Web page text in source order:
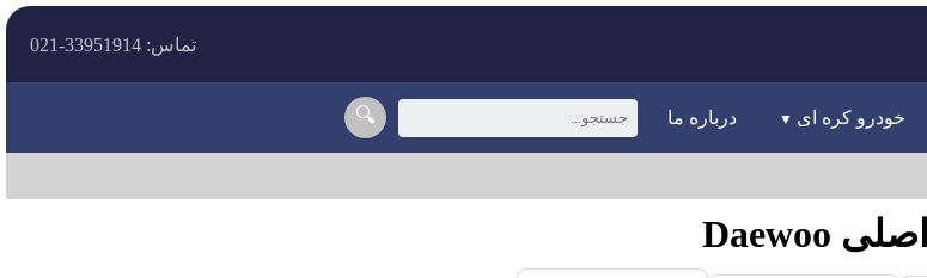
تماس: 33951914-021
🔍 خودرو کره ای درباره ما